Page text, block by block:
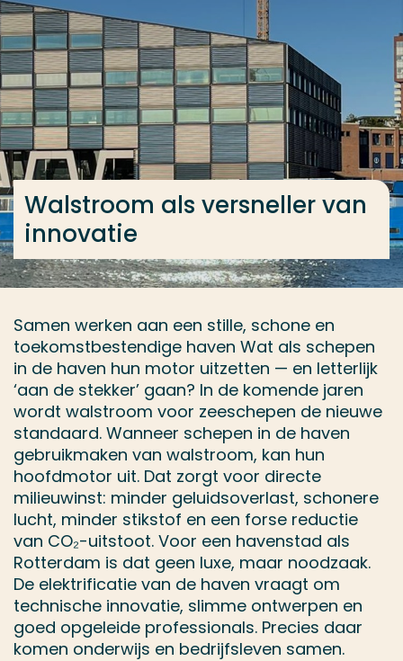
Ga direct naar de content
... > Walstroom als versneller van innovatie
Walstroom als versneller van
innovatie
Samen werken aan een stille, schone en
toekomstbestendige haven Wat als schepen
in de haven hun motor uitzetten — en letterlijk
‘aan de stekker’ gaan? In de komende jaren
wordt walstroom voor zeeschepen de nieuwe
standaard. Wanneer schepen in de haven
gebruikmaken van walstroom, kan hun
hoofdmotor uit. Dat zorgt voor directe
milieuwinst: minder geluidsoverlast, schonere
lucht, minder stikstof en een forse reductie
van CO₂-uitstoot. Voor een havenstad als
Rotterdam is dat geen luxe, maar noodzaak.
De elektrificatie van de haven vraagt om
technische innovatie, slimme ontwerpen en
goed opgeleide professionals. Precies daar
komen onderwijs en bedrijfsleven samen.
Veel gezocht
Opleiding